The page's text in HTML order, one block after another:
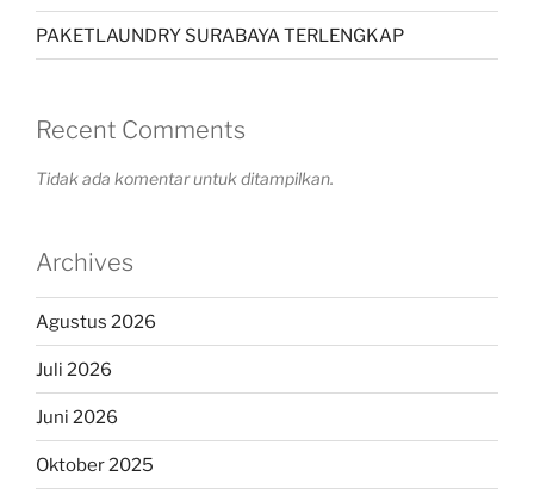
PAKETLAUNDRY SURABAYA TERLENGKAP
Recent Comments
Tidak ada komentar untuk ditampilkan.
Archives
Agustus 2026
Juli 2026
Juni 2026
Oktober 2025